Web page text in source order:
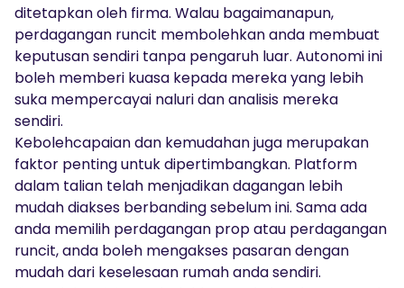
ditetapkan oleh firma. Walau bagaimanapun,
perdagangan runcit membolehkan anda membuat
keputusan sendiri tanpa pengaruh luar. Autonomi ini
boleh memberi kuasa kepada mereka yang lebih
suka mempercayai naluri dan analisis mereka
sendiri.
Kebolehcapaian dan kemudahan juga merupakan
faktor penting untuk dipertimbangkan. Platform
dalam talian telah menjadikan dagangan lebih
mudah diakses berbanding sebelum ini. Sama ada
anda memilih perdagangan prop atau perdagangan
runcit, anda boleh mengakses pasaran dengan
mudah dari keselesaan rumah anda sendiri.